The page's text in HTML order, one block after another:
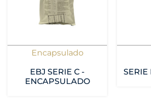
Encapsulado
EBJ SERIE C -
ENCAPSULADO
SERIE